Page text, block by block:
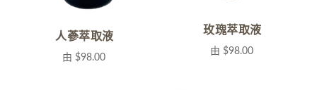
人蔘萃取液
由 $98.00
玫瑰萃取液
由 $98.00